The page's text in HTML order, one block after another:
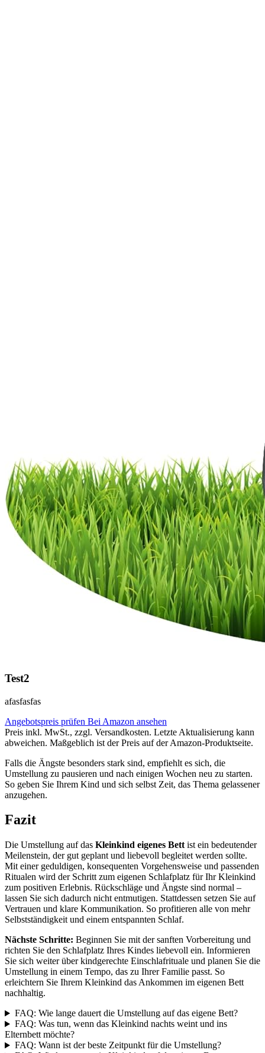
Test2
afasfasfas
Angebotspreis prüfen Bei Amazon ansehen
Preis inkl. MwSt., zzgl. Versandkosten. Letzte Aktualisierung kann
abweichen. Maßgeblich ist der Preis auf der Amazon-Produktseite.
Falls die Ängste besonders stark sind, empfiehlt es sich, die
Umstellung zu pausieren und nach einigen Wochen neu zu starten.
So geben Sie Ihrem Kind und sich selbst Zeit, das Thema gelassener
anzugehen.
Fazit
Die Umstellung auf das Kleinkind eigenes Bett ist ein bedeutender
Meilenstein, der gut geplant und liebevoll begleitet werden sollte.
Mit einer geduldigen, konsequenten Vorgehensweise und passenden
Ritualen wird der Schritt zum eigenen Schlafplatz für Ihr Kleinkind
zum positiven Erlebnis. Rückschläge und Ängste sind normal –
lassen Sie sich dadurch nicht entmutigen. Stattdessen setzen Sie auf
Vertrauen und klare Kommunikation. So profitieren alle von mehr
Selbstständigkeit und einem entspannten Schlaf.
Nächste Schritte: Beginnen Sie mit der sanften Vorbereitung und
richten Sie den Schlafplatz Ihres Kindes liebevoll ein. Informieren
Sie sich weiter über kindgerechte Einschlafrituale und planen Sie die
Umstellung in einem Tempo, das zu Ihrer Familie passt. So
erleichtern Sie Ihrem Kleinkind das Ankommen im eigenen Bett
nachhaltig.
FAQ: Wie lange dauert die Umstellung auf das eigene Bett?
FAQ: Was tun, wenn das Kleinkind nachts weint und ins
Elternbett möchte?
FAQ: Wann ist der beste Zeitpunkt für die Umstellung?